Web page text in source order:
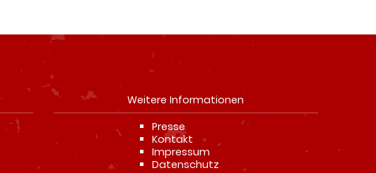
Weitere Informationen
Navigation
überspringen
Presse
Kontakt
Impressum
Datenschutz